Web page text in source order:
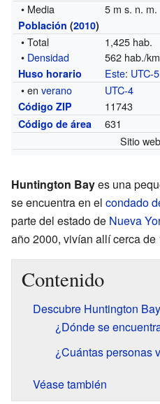
• Media 5 m s. n. m.
Población (2010)
• Total
1,425 hab.
• Densidad 562 hab./
Huso horario Este: UTC-5
• enverano UTC-4
Código ZIP 11743
Código de área
631
Sitio
Huntington Bayes una
se encuentra en el condado
parte del estado de Nueva
año 2000, vivían allí cerca de
Contenido
Descubre Huntington Bay
¿Dónde se
¿Cuántas personas
Véase también